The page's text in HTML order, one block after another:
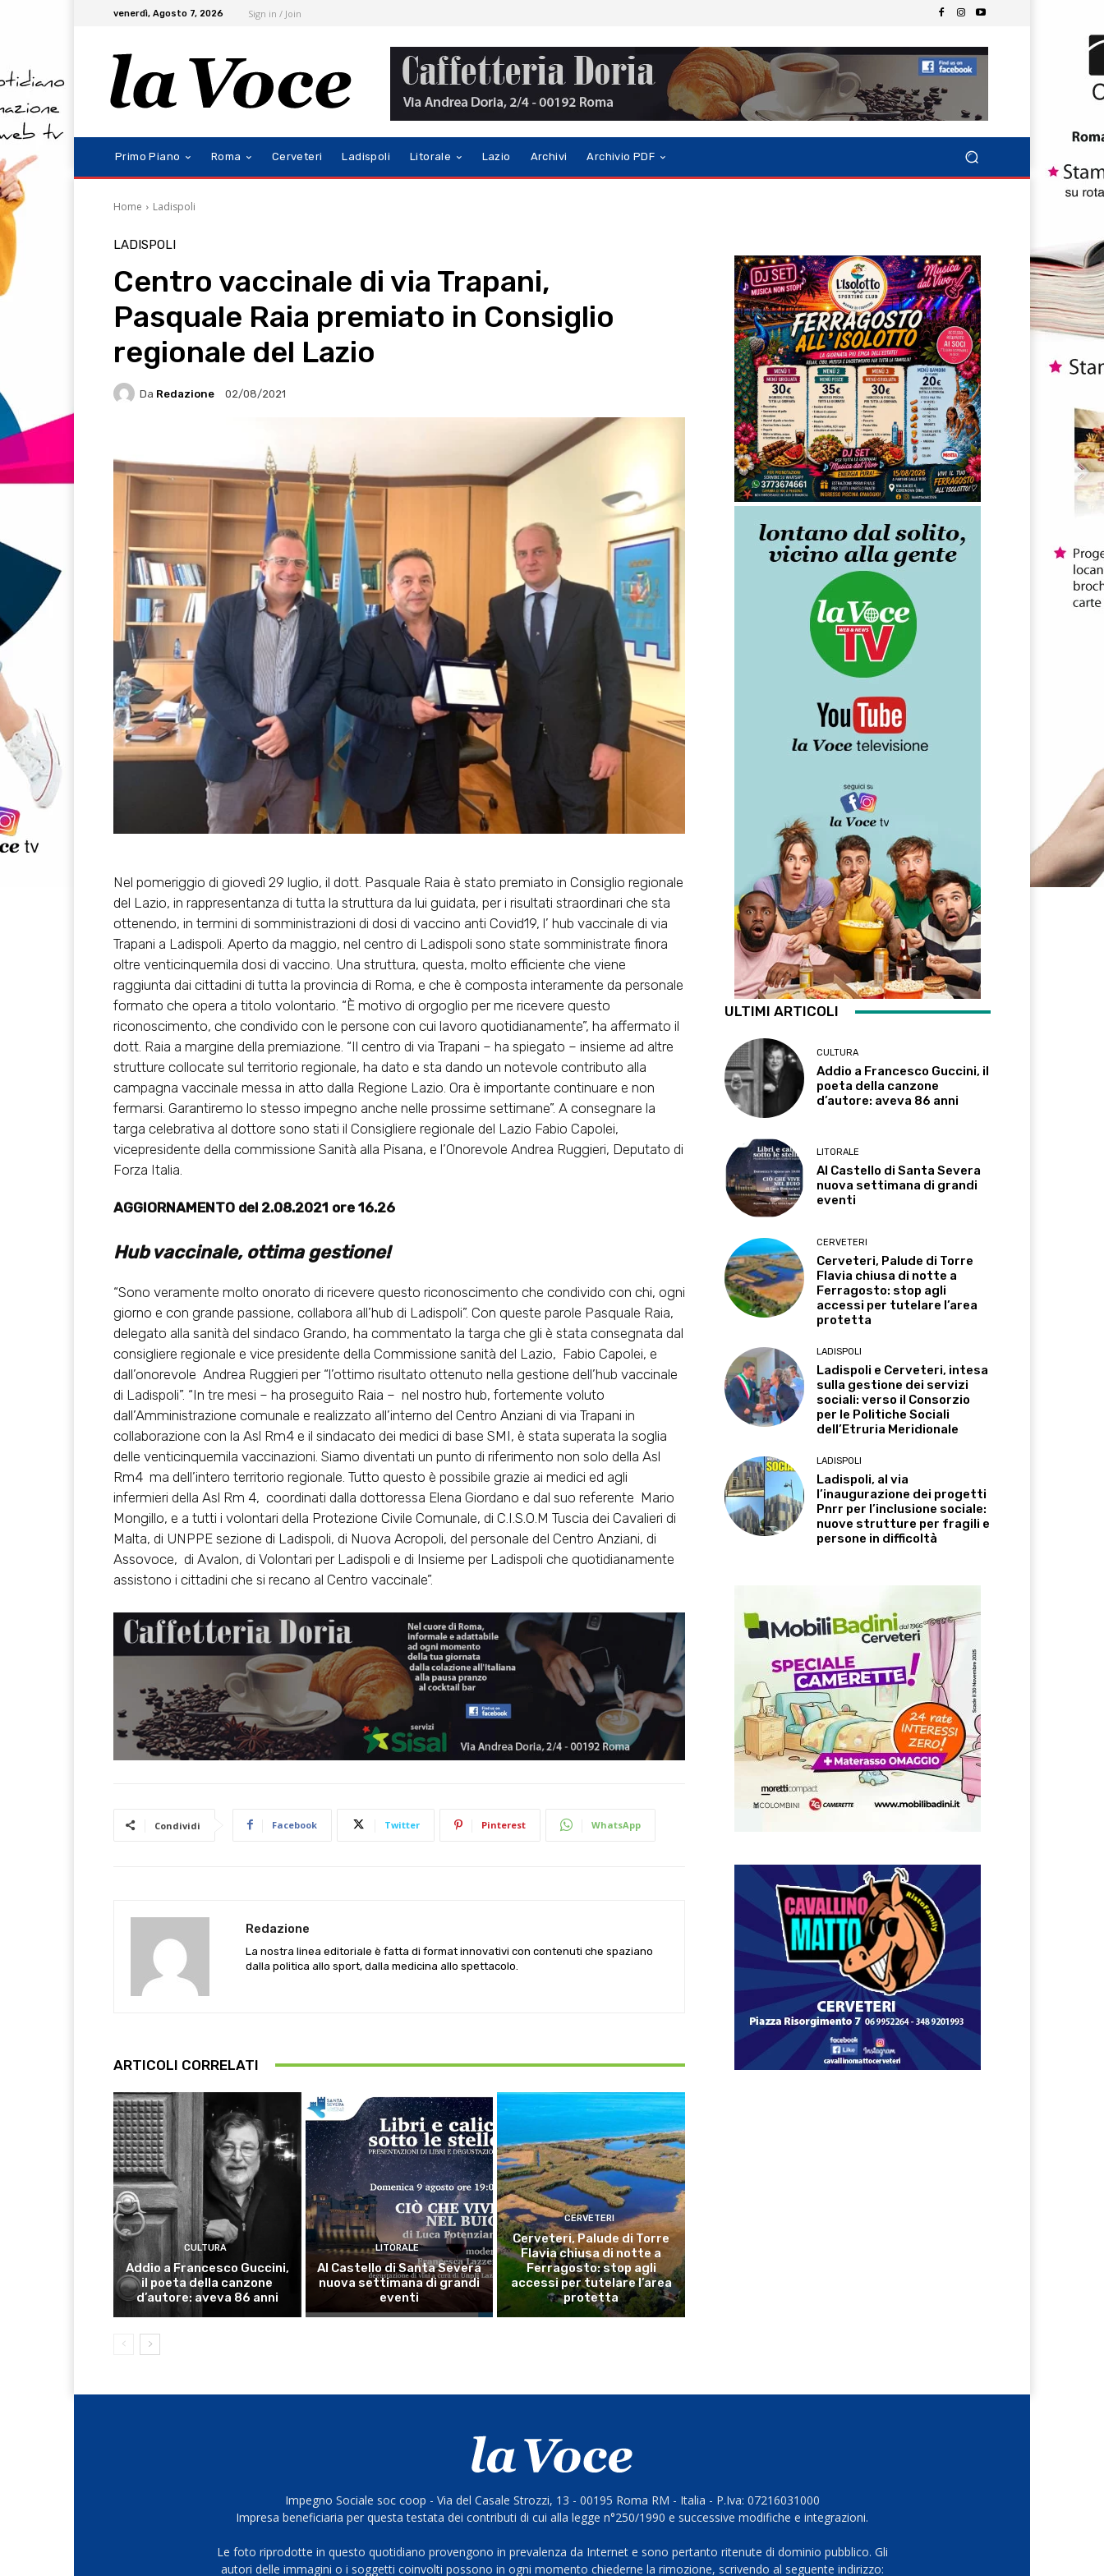
venerdì, Agosto 7, 2026 Sign in / Join
Primo Piano Roma Cerveteri Ladispoli Litorale Lazio Archivi Archivio PDF
Home Ladispoli
LADISPOLI
Centro vaccinale di via Trapani,
Pasquale Raia premiato in Consiglio
regionale del Lazio
Da Redazione 02/08/2021
Nel pomeriggio di giovedì 29 luglio, il dott. Pasquale Raia è stato premiato in Consiglio regionale
del Lazio, in rappresentanza di tutta la struttura da lui guidata, per i risultati straordinari che sta
ottenendo, in termini di somministrazioni di dosi di vaccino anti Covid19, l’ hub vaccinale di via
Trapani a Ladispoli. Aperto da maggio, nel centro di Ladispoli sono state somministrate finora
oltre venticinquemila dosi di vaccino. Una struttura, questa, molto efficiente che viene
raggiunta dai cittadini di tutta la provincia di Roma, e che è composta interamente da personale
formato che opera a titolo volontario. “È motivo di orgoglio per me ricevere questo
riconoscimento, che condivido con le persone con cui lavoro quotidianamente”, ha affermato il
dott. Raia a margine della premiazione. “Il centro di via Trapani – ha spiegato – insieme ad altre
strutture collocate sul territorio regionale, ha dato e sta dando un notevole contributo alla
campagna vaccinale messa in atto dalla Regione Lazio. Ora è importante continuare e non
fermarsi. Garantiremo lo stesso impegno anche nelle prossime settimane”. A consegnare la
targa celebrativa al dottore sono stati il Consigliere regionale del Lazio Fabio Capolei,
vicepresidente della commissione Sanità alla Pisana, e l’Onorevole Andrea Ruggieri, Deputato di
Forza Italia.
AGGIORNAMENTO del 2.08.2021 ore 16.26
Hub vaccinale, ottima gestione!
“Sono veramente molto onorato di ricevere questo riconoscimento che condivido con chi, ogni
giorno e con grande passione, collabora all’hub di Ladispoli”. Con queste parole Pasquale Raia,
delegato alla sanità del sindaco Grando, ha commentato la targa che gli è stata consegnata dal
consigliere regionale e vice presidente della Commissione sanità del Lazio, Fabio Capolei, e
dall’onorevole Andrea Ruggieri per “l’ottimo risultato ottenuto nella gestione dell’hub vaccinale
di Ladispoli”. “In tre mesi – ha proseguito Raia – nel nostro hub, fortemente voluto
dall’Amministrazione comunale e realizzato all’interno del Centro Anziani di via Trapani in
collaborazione con la Asl Rm4 e il sindacato dei medici di base SMI, è stata superata la soglia
delle venticinquemila vaccinazioni. Siamo diventati un punto di riferimento non solo della Asl
Rm4 ma dell’intero territorio regionale. Tutto questo è possibile grazie ai medici ed agli
infermieri della Asl Rm 4, coordinati dalla dottoressa Elena Giordano e dal suo referente Mario
Mongillo, e a tutti i volontari della Protezione Civile Comunale, di C.I.S.O.M Tuscia dei Cavalieri di
Malta, di UNPPE sezione di Ladispoli, di Nuova Acropoli, del personale del Centro Anziani, di
Assovoce, di Avalon, di Volontari per Ladispoli e di Insieme per Ladispoli che quotidianamente
assistono i cittadini che si recano al Centro vaccinale”.
Condividi Facebook Twitter Pinterest WhatsApp
Redazione
La nostra linea editoriale è fatta di format innovativi con contenuti che spaziano
dalla politica allo sport, dalla medicina allo spettacolo.
ARTICOLI CORRELATI
CULTURA
Addio a Francesco Guccini,
il poeta della canzone
d’autore: aveva 86 anni
LITORALE
Al Castello di Santa Severa
nuova settimana di grandi
eventi
CERVETERI
Cerveteri, Palude di Torre
Flavia chiusa di notte a
Ferragosto: stop agli
accessi per tutelare l’area
protetta
ULTIMI ARTICOLI
CULTURA
Addio a Francesco Guccini, il
poeta della canzone
d’autore: aveva 86 anni
LITORALE
Al Castello di Santa Severa
nuova settimana di grandi
eventi
CERVETERI
Cerveteri, Palude di Torre
Flavia chiusa di notte a
Ferragosto: stop agli
accessi per tutelare l’area
protetta
LADISPOLI
Ladispoli e Cerveteri, intesa
sulla gestione dei servizi
sociali: verso il Consorzio
per le Politiche Sociali
dell’Etruria Meridionale
LADISPOLI
Ladispoli, al via
l’inaugurazione dei progetti
Pnrr per l’inclusione sociale:
nuove strutture per fragili e
persone in difficoltà
Impegno Sociale soc coop - Via del Casale Strozzi, 13 - 00195 Roma RM - Italia - P.Iva: 07216031000
Impresa beneficiaria per questa testata dei contributi di cui alla legge n°250/1990 e successive modifiche e integrazioni.
Le foto riprodotte in questo quotidiano provengono in prevalenza da Internet e sono pertanto ritenute di dominio pubblico. Gli
autori delle immagini o i soggetti coinvolti possono in ogni momento chiederne la rimozione, scrivendo al seguente indirizzo: